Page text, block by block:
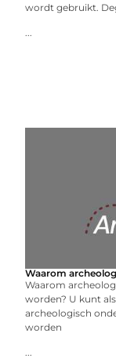
wordt gebruikt.
...
Waarom
Waarom
worden? U kunt
archeologisch
worden
...